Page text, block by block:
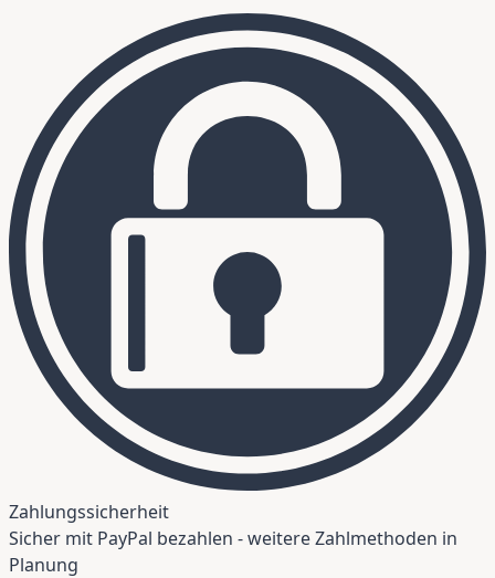
Zahlungssicherheit
Sicher mit PayPal bezahlen - weitere Zahlmethoden in
Planung